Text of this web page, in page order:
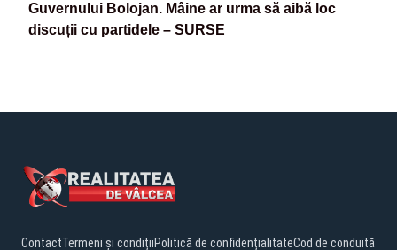
Guvernului Bolojan. Mâine ar urma să aibă loc
discuții cu partidele – SURSE
ContactTermeni și condițiiPolitică de confidențialitateCod de conduită